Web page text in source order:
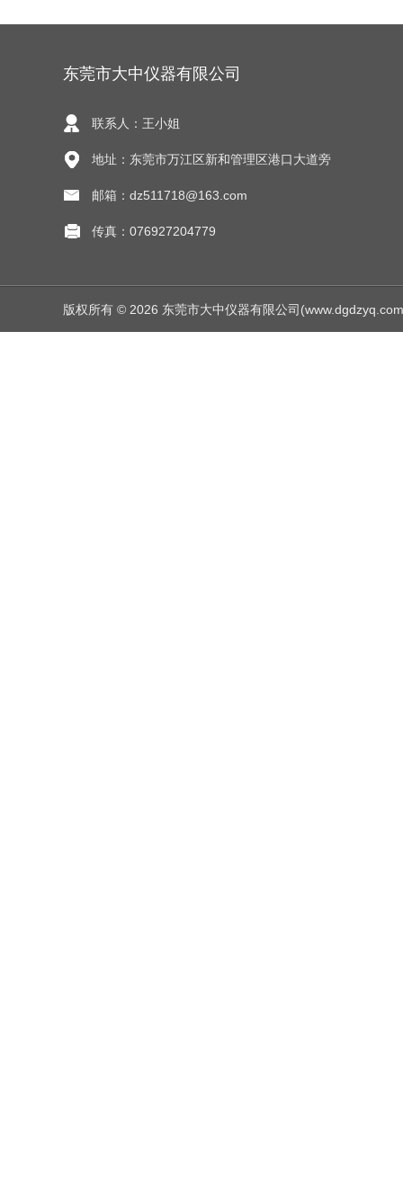
东莞市大中仪器有限公司
联系人：王小姐
地址：东莞市万江区新和管理区港口大道旁
邮箱：dz511718@163.com
传真：076927204779
版权所有 © 2026 东莞市大中仪器有限公司